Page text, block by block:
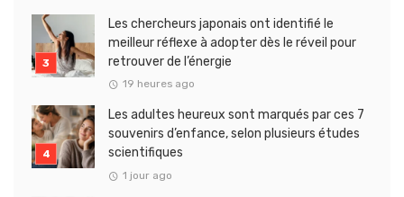
Les chercheurs japonais ont identifié le
meilleur réflexe à adopter dès le réveil pour
retrouver de l’énergie
19 heures ago
Les adultes heureux sont marqués par ces 7
souvenirs d’enfance, selon plusieurs études
scientifiques
1 jour ago